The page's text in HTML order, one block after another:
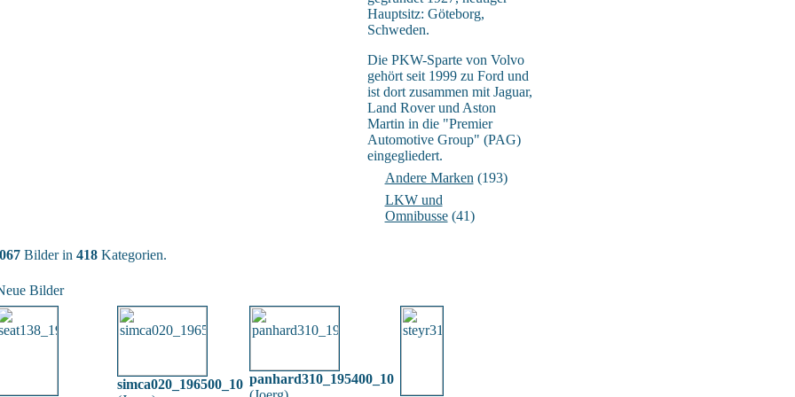
Hauptsitz: Göteborg,
Schweden.
Die PKW-Sparte von Volvo
gehört seit 1999 zu Ford und
ist dort zusammen mit Jaguar,
Land Rover und Aston
Martin in die "Premier
Automotive Group" (PAG)
eingegliedert.
Andere Marken (193)
LKW und
Omnibusse(41)
Bilder in 418Kategorien.
Bilder
simca020_196500_10 panhard310_195400_10